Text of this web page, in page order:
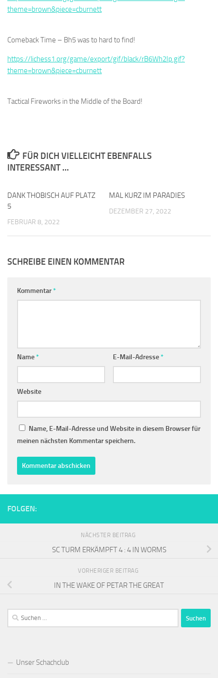
theme=brown&piece=cburnett
Comeback Time – Bh5 was to hard to find!
https://lichess1.org/game/export/gif/black/rB6Wh2Ip.gif?
theme=brown&piece=cburnett
Tactical Fireworks in the Middle of the Board!
FÜR DICH VIELLEICHT EBENFALLS
INTERESSANT …
DANK THOBISCH AUF PLATZ
5
FEBRUAR 8, 2022
MAL KURZ IM PARADIES
DEZEMBER 27, 2022
SCHREIBE EINEN KOMMENTAR
Kommentar*
Name* E-Mail-Adresse*
Website
Name, E-Mail-Adresse und Website in diesem Browser für
meinen nächsten Kommentar speichern.
FOLGEN:
NÄCHSTER BEITRAG
SC TURM ERKÄMPFT 4 : 4 IN WORMS
VORHERIGER BEITRAG
IN THE WAKE OF PETAR THE GREAT
Suchen
nach:
Unser Schachclub